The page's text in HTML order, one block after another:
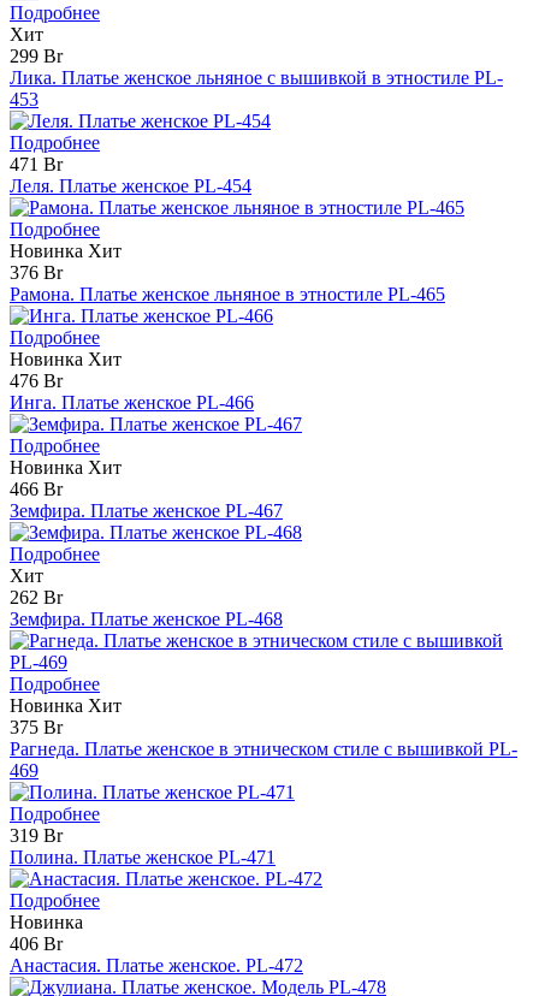
Подробнее
Хит
299 Br
Лика. Платье женское льняное с вышивкой в этностиле PL-
453
Подробнее
471 Br
Леля. Платье женское PL-454
Подробнее
Новинка Хит
376 Br
Рамона. Платье женское льняное в этностиле PL-465
Подробнее
Новинка Хит
476 Br
Инга. Платье женское PL-466
Подробнее
Новинка Хит
466 Br
Земфира. Платье женское PL-467
Подробнее
Хит
262 Br
Земфира. Платье женское PL-468
Подробнее
Новинка Хит
375 Br
Рагнеда. Платье женское в этническом стиле с вышивкой PL-
469
Подробнее
319 Br
Полина. Платье женское PL-471
Подробнее
Новинка
406 Br
Анастасия. Платье женское. PL-472